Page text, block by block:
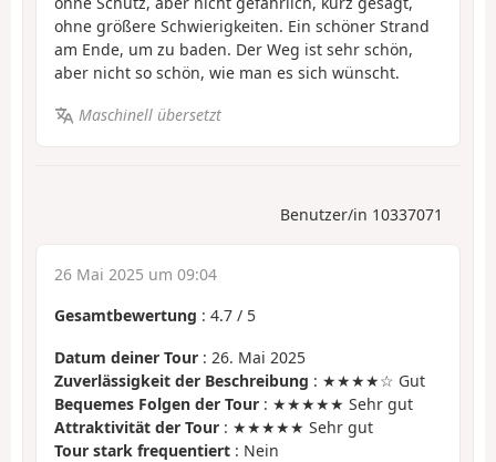
ohne größere Schwierigkeiten. Ein schöner Strand
am Ende, um zu baden. Der Weg ist sehr schön,
aber nicht so schön, wie man es sich wünscht.
Maschinell übersetzt
Benutzer/in 10337071
26 Mai 2025 um 09:04
Gesamtbewertung : 4.7 / 5
Datum deiner Tour : 26. Mai 2025
Zuverlässigkeit der Beschreibung : ★★★★☆ Gut
Bequemes Folgen der Tour : ★★★★★ Sehr gut
Attraktivität der Tour : ★★★★★ Sehr gut
Tour stark frequentiert : Nein